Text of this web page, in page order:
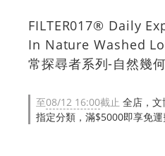
FILTER017® Daily
In Nature Washed
常探尋者系列-自然幾
至08/12 16:00截止 全店，
指定分類，滿$5000即享免運